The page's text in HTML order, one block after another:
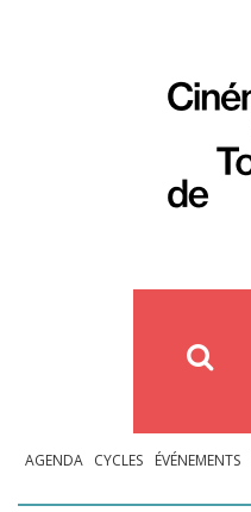
AGENDA CYCLES ÉVÉNEMENTS